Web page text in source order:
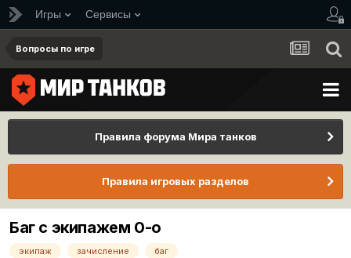
Игры Сервисы
Вопросы по игре
Правила форума Мира танков
Правила игровых разделов
Баг с экипажем 0-о
экипаж зачисление баг